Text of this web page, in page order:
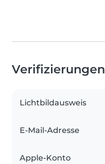
Verifizierungen
Lichtbildausweis
E-Mail-Adresse
Apple-Konto